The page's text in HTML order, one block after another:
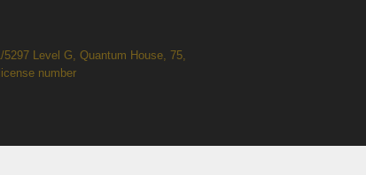
Level G, Quantum House, 75,
number